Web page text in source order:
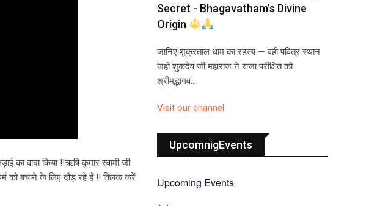
का वादा किया !!ऋषि कुमार स्वामी जी
को बचाने के लिए दौड़ रहे हैं !! क्लिक करें
Secret - Bhagavatham’s Divine
Origin
जानिए शुक्रताल धाम का रहस्य — वही पवित्र स्थान
जहाँ शुकदेव जी महाराज ने राजा परीक्षित को
श्रीमद्भागव…
Visit our channel
UpcomnigEvents
Upcoming Events